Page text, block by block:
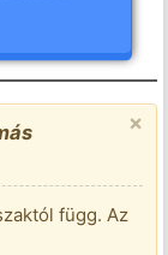
×
függ. Az